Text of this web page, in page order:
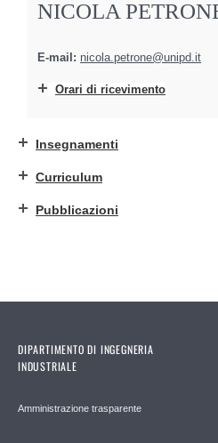
NICOLA
E-mail: nicola.petrone@unipd.it
Orari di ricevimento
Insegnamenti
Curriculum
Pubblicazioni
DIPARTIMENTO DI INGEGNERIA
INDUSTRIALE
Amministrazione trasparente